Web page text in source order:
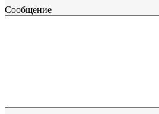
Сообщение